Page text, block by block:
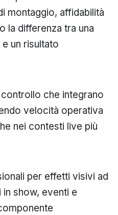
montaggio, affidabilità
la differenza tra una
un risultato
che integrano
velocità operativa
nei contesti live più
per effetti visivi ad
show, eventi e